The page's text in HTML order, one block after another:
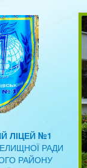
ЛІЦЕЙ №1
РАДИ
РАЙОНУ